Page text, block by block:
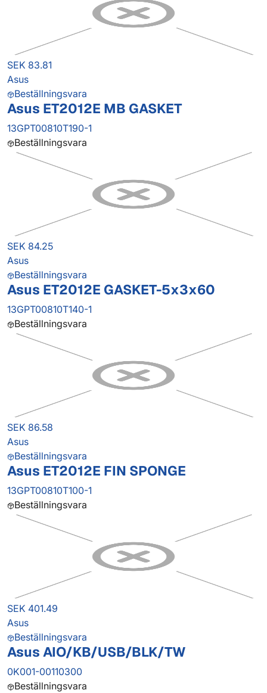
SEK 83.81
Asus
Beställningsvara
Asus ET2012E MB GASKET
13GPT00810T190-1
Beställningsvara
SEK 84.25
Asus
Beställningsvara
Asus ET2012E GASKET-5x3x60
13GPT00810T140-1
Beställningsvara
SEK 86.58
Asus
Beställningsvara
Asus ET2012E FIN SPONGE
13GPT00810T100-1
Beställningsvara
SEK 401.49
Asus
Beställningsvara
Asus AIO/KB/USB/BLK/TW
0K001-00110300
Beställningsvara